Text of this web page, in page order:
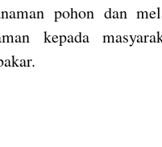
pohon dan
kepada